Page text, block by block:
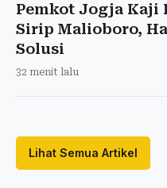
Pemkot Jogja Kaji
Sirip Malioboro,
Solusi
32 menit lalu
Lihat Semua Artikel